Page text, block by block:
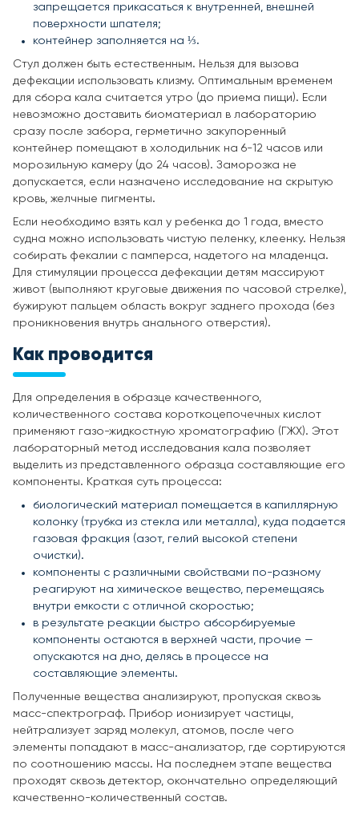
запрещается прикасаться к внутренней, внешней
поверхности шпателя;
контейнер заполняется на ⅓.
Стул должен быть естественным. Нельзя для вызова
дефекации использовать клизму. Оптимальным временем
для сбора кала считается утро (до приема пищи). Если
невозможно доставить биоматериал в лабораторию
сразу после забора, герметично закупоренный
контейнер помещают в холодильник на 6-12 часов или
морозильную камеру (до 24 часов). Заморозка не
допускается, если назначено исследование на скрытую
кровь, желчные пигменты.
Если необходимо взять кал у ребенка до 1 года, вместо
судна можно использовать чистую пеленку, клеенку. Нельзя
собирать фекалии с памперса, надетого на младенца.
Для стимуляции процесса дефекации детям массируют
живот (выполняют круговые движения по часовой стрелке),
бужируют пальцем область вокруг заднего прохода (без
проникновения внутрь анального отверстия).
Как проводится
Для определения в образце качественного,
количественного состава короткоцепочечных кислот
применяют газо-жидкостную хроматографию (ГЖХ). Этот
лабораторный метод исследования кала позволяет
выделить из представленного образца составляющие его
компоненты. Краткая суть процесса:
биологический материал помещается в капиллярную
колонку (трубка из стекла или металла), куда подается
газовая фракция (азот, гелий высокой степени
очистки).
компоненты с различными свойствами по-разному
реагируют на химическое вещество, перемещаясь
внутри емкости с отличной скоростью;
в результате реакции быстро абсорбируемые
компоненты остаются в верхней части, прочие —
опускаются на дно, делясь в процессе на
составляющие элементы.
Полученные вещества анализируют, пропуская сквозь
масс-спектрограф. Прибор ионизирует частицы,
нейтрализует заряд молекул, атомов, после чего
элементы попадают в масс-анализатор, где сортируются
по соотношению массы. На последнем этапе вещества
проходят сквозь детектор, окончательно определяющий
качественно-количественный состав.